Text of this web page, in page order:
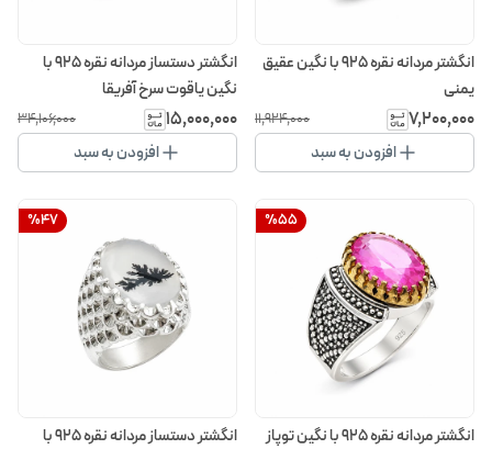
انگشتر مردانه نقره 925 با نگین عقیق
یمنی
۷٬۲۰۰٬۰۰۰ ۱۱٬۹۲۴٬۰۰۰
افزودن به سبد
انگشتر دستساز مردانه نقره 925 با
نگین یاقوت سرخ آفریقا
۱۵٬۰۰۰٬۰۰۰ ۳۴٬۱۰۶٬۰۰۰
افزودن به سبد
%55
انگشتر مردانه نقره 925 با نگین توپاز
%47
انگشتر دستساز مردانه نقره 925 با